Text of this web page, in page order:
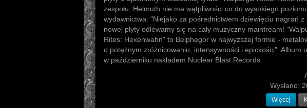
zespołu, Helmuth nie ma wątpliwości co do wysokiego
wydawnictwa: "Niejako za pośrednictwem dziewięciu nagrań z
nowej płyty odlewamy się na cały muzyczny maintream!
Rites: Hexenwahn" to Belphegor w najwyższej formie -
o potężnym zróżnicowaniu, intensywności i epickości". Album
w październiku nakładem Nuclear Blast Records.
Wysłano:
Więcej